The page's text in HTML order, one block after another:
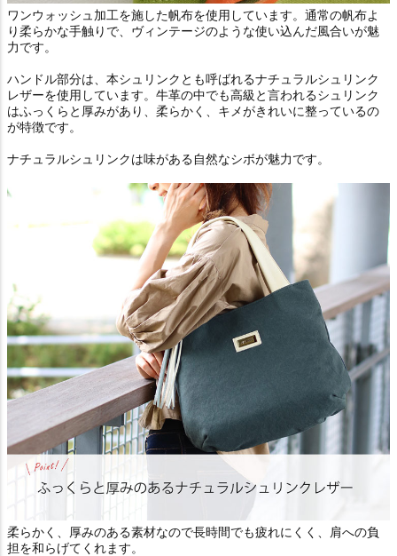
ワンウォッシュ加工を施した帆布を使用しています。通常の帆布よ
り柔らかな手触りで、ヴィンテージのような使い込んだ風合いが魅
力です。
ハンドル部分は、本シュリンクとも呼ばれるナチュラルシュリンク
レザーを使用しています。牛革の中でも高級と言われるシュリンク
はふっくらと厚みがあり、柔らかく、キメがきれいに整っているの
が特徴です。
ナチュラルシュリンクは味がある自然なシボが魅力です。
柔らかく、厚みのある素材なので長時間でも疲れにくく、肩への負
担を和らげてくれます。